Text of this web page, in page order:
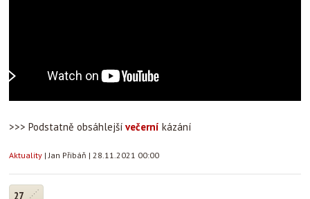
>>> Podstatně obsáhlejší večerní kázání
Aktuality |Jan Přibáň | 28.11.2021 00:00
27